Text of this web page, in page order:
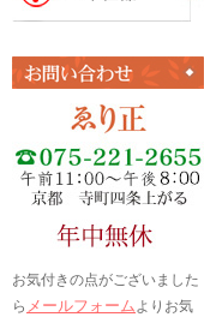
お気付きの点がございました
ら メールフォームよりお気